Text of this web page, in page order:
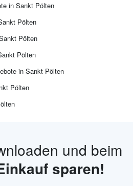
in Sankt Pölten
Pölten
Pölten
Pölten
in Sankt Pölten
Pölten
und beim
sparen!